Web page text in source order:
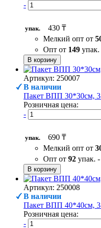
-
упак.
430 ₸
Мелкий опт от
Опт от 149 упак.
В корзину
Артикул: 250007
В наличии
Пакет ВПП 30*30см,
Розничная цена:
-
упак.
690 ₸
Мелкий опт от
Опт от 92 упак. -
В корзину
Артикул: 250008
В наличии
Пакет ВПП 40*40см,
Розничная цена:
-